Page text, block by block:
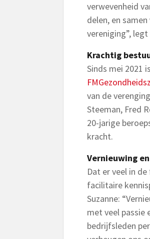
verwevenheid
delen, en
vereniging”,
Krachtig
Sinds mei 2021
van de
Steeman, Fred
20-jarige
kracht.
Vernieuwing
Dat er veel in
facilitaire
Suzanne:
met veel passie
bedrijfsleden